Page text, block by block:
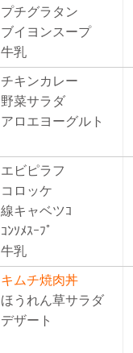
プチグラタン
ブイヨンスープ
牛乳
チキンカレー
野菜サラダ
アロエヨーグルト
エビピラフ
コロッケ
線キャベツｺ
ｺﾝｿﾒｽｰﾌﾟ
牛乳
キムチ焼肉丼
ほうれん草サラダ
デザート